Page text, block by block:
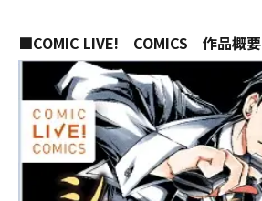
■COMIC LIVE! COMICS 作品概要